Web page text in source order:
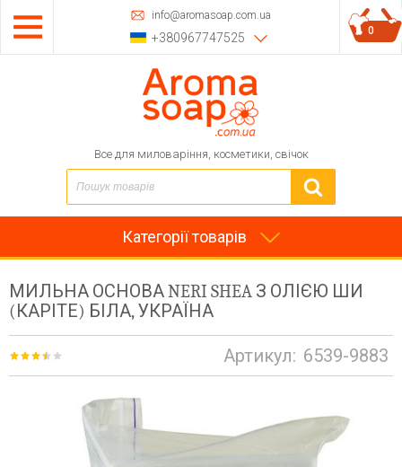
info@aromasoap.com.ua
+380967747525
Все для миловаріння, косметики, свічок
0
Категорії товарів
МИЛЬНА ОСНОВА NERI SHEA З ОЛІЄЮ ШИ
(КАРІТЕ) БІЛА, УКРАЇНА
Артикул: 6539-9883